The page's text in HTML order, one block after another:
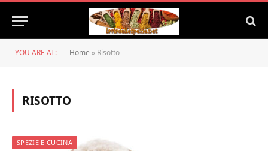
YOU ARE AT: Home » Risotto
RISOTTO
SPEZIE E CUCINA